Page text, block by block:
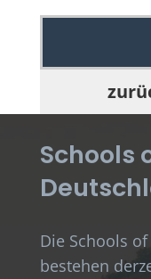
Schools
Die Schools
bestehen